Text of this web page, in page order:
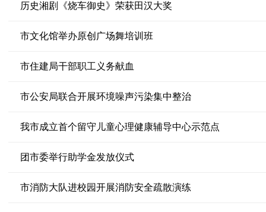
历史湘剧《烧车御史》荣获田汉大奖
市文化馆举办原创广场舞培训班
市住建局干部职工义务献血
市公安局联合开展环境噪声污染集中整治
我市成立首个留守儿童心理健康辅导中心示范点
团市委举行助学金发放仪式
市消防大队进校园开展消防安全疏散演练